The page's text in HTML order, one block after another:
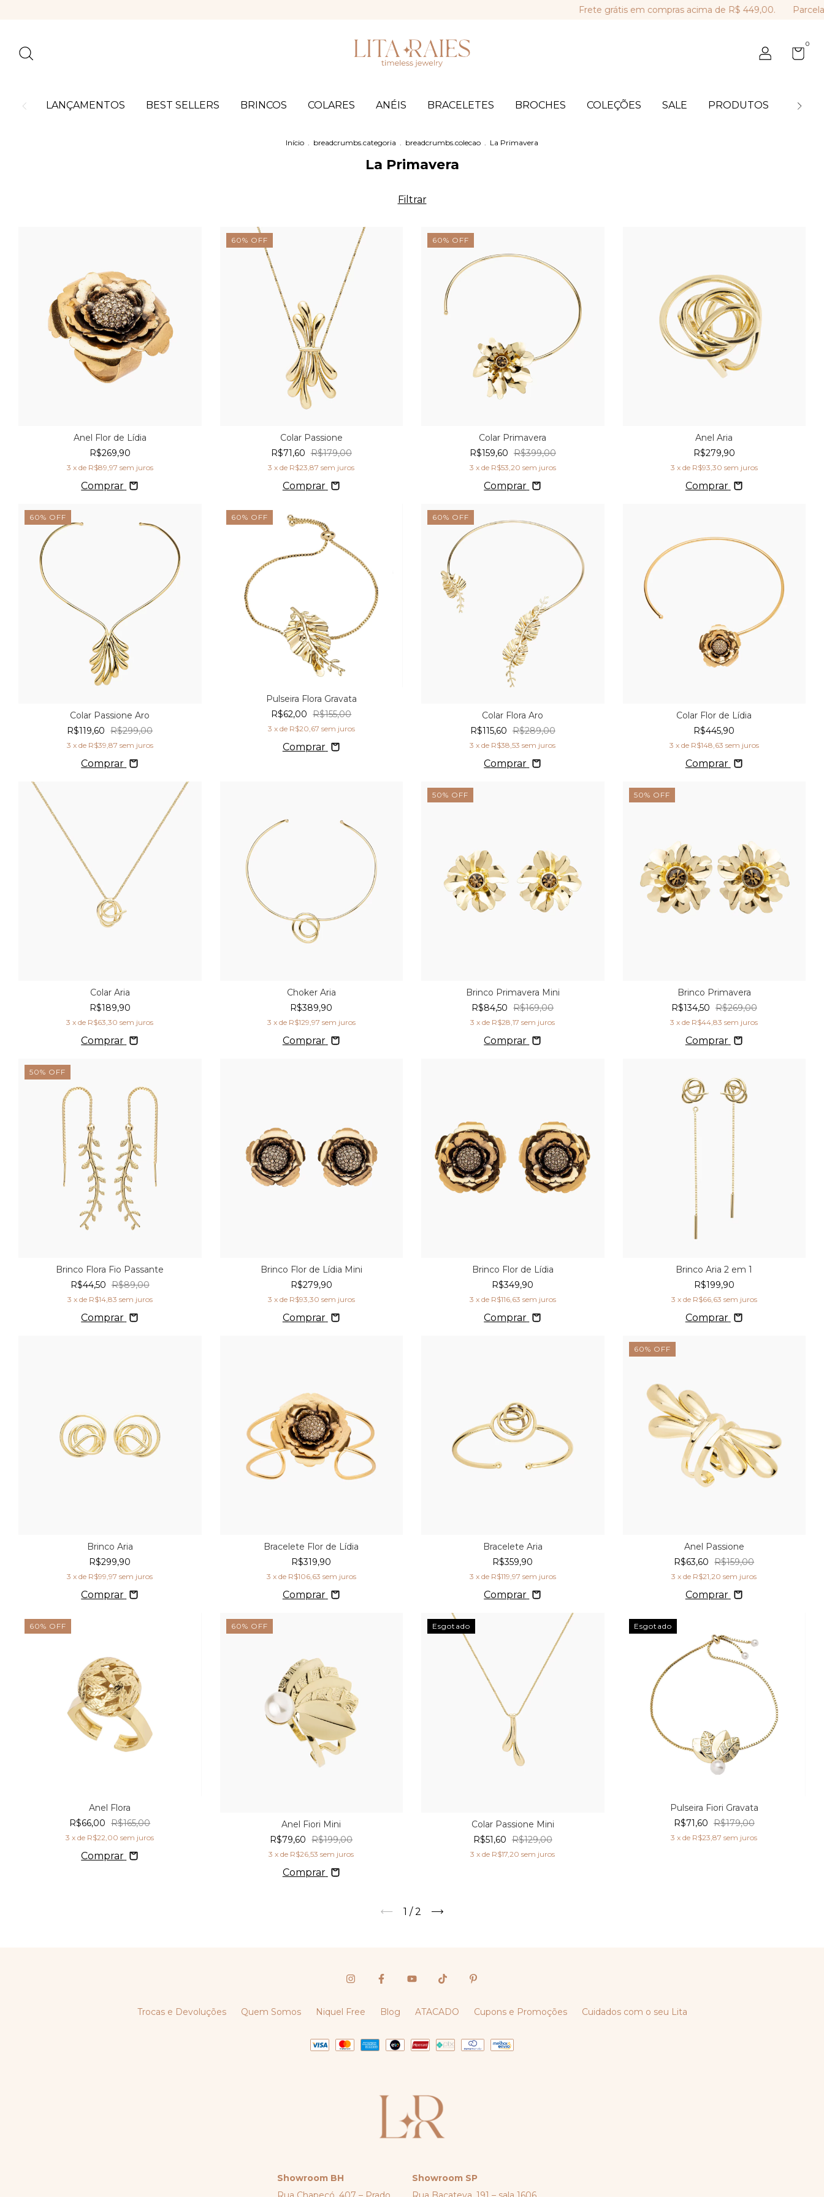
Frete grátis em compras acima de R$ 449,00. Parcelamento
0
LANÇAMENTOS BEST SELLERS BRINCOS COLARES ANÉIS BRACELETES BROCHES COLEÇÕES SALE PRODUTOS BLOG
Início . breadcrumbs.categoria . breadcrumbs.colecao . La Primavera
La Primavera
Filtrar
Anel Flor de Lídia
R$269,90
3 x de R$89,97 sem juros
Comprar
60% OFF
Colar Passione
R$71,60 R$179,00
3 x de R$23,87 sem juros
Comprar
60% OFF
Colar Primavera
R$159,60 R$399,00
3 x de R$53,20 sem juros
Comprar
Anel Aria
R$279,90
3 x de R$93,30 sem juros
Comprar
60% OFF
Colar Passione Aro
R$119,60 R$299,00
3 x de R$39,87 sem juros
Comprar
60% OFF
Pulseira Flora Gravata
R$62,00 R$155,00
3 x de R$20,67 sem juros
Comprar
60% OFF
Colar Flora Aro
R$115,60 R$289,00
3 x de R$38,53 sem juros
Comprar
Colar Flor de Lídia
R$445,90
3 x de R$148,63 sem juros
Comprar
Colar Aria
R$189,90
3 x de R$63,30 sem juros
Comprar
Choker Aria
R$389,90
3 x de R$129,97 sem juros
Comprar
50% OFF
Brinco Primavera Mini
R$84,50 R$169,00
3 x de R$28,17 sem juros
Comprar
50% OFF
Brinco Primavera
R$134,50 R$269,00
3 x de R$44,83 sem juros
Comprar
50% OFF
Brinco Flora Fio Passante
R$44,50 R$89,00
3 x de R$14,83 sem juros
Comprar
Brinco Flor de Lídia Mini
R$279,90
3 x de R$93,30 sem juros
Comprar
Brinco Flor de Lídia
R$349,90
3 x de R$116,63 sem juros
Comprar
Brinco Aria 2 em 1
R$199,90
3 x de R$66,63 sem juros
Comprar
Brinco Aria
R$299,90
3 x de R$99,97 sem juros
Comprar
Bracelete Flor de Lídia
R$319,90
3 x de R$106,63 sem juros
Comprar
Bracelete Aria
R$359,90
3 x de R$119,97 sem juros
Comprar
60% OFF
Anel Passione
R$63,60 R$159,00
3 x de R$21,20 sem juros
Comprar
60% OFF
Anel Flora
R$66,00 R$165,00
3 x de R$22,00 sem juros
Comprar
60% OFF
Anel Fiori Mini
R$79,60 R$199,00
3 x de R$26,53 sem juros
Comprar
Esgotado
Colar Passione Mini
R$51,60 R$129,00
3 x de R$17,20 sem juros
Esgotado
Pulseira Fiori Gravata
R$71,60 R$179,00
3 x de R$23,87 sem juros
1 / 2
Trocas e Devoluções Quem Somos Niquel Free Blog ATACADO Cupons e Promoções Cuidados com o seu Lita
Showroom BH
Showroom SP